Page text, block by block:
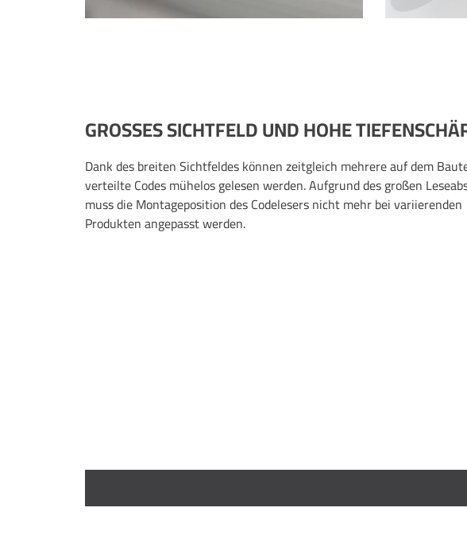
GROSSES SICHTFELD UND HOHE
Dank des breiten Sichtfeldes können zeitgleich mehrere auf dem
verteilte Codes mühelos gelesen werden. Aufgrund des großen
muss die Montageposition des Codelesers nicht mehr bei variierenden
Produkten angepasst werden.